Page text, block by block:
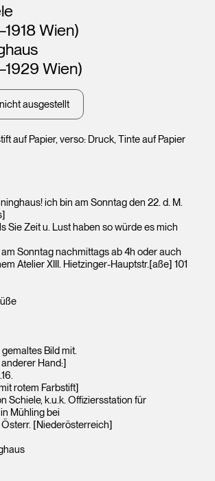
auf Papier, verso: Druck, Tinte auf Papier
Wien)
Wien)
ausgestellt
ich bin am Sonntag den 22. d. M.
Sie Zeit u. Lust haben so würde es mich
Sonntag nachmittags ab 4h oder auch
Atelier XIII. Hietzinger-Hauptstr.[aße] 101
Bild mit.
Hand:]
rotem Farbstift]
Schiele, k.u.k. Offiziersstation für
Mühling bei
[Niederösterreich]